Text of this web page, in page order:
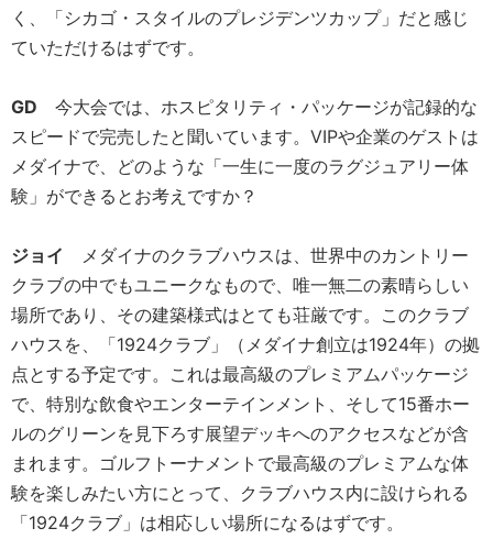
く、「シカゴ・スタイルのプレジデンツカップ」だと感じ
ていただけるはずです。
GD 今大会では、ホスピタリティ・パッケージが記録的な
スピードで完売したと聞いています。VIPや企業のゲストは
メダイナで、どのような「一生に一度のラグジュアリー体
験」ができるとお考えですか？
ジョイ
メダイナのクラブハウスは、世界中のカントリー
クラブの中でもユニークなもので、唯一無二の素晴らしい
場所であり、その建築様式はとても荘厳です。このクラブ
ハウスを、「1924クラブ」（メダイナ創立は1924年）の拠
点とする予定です。これは最高級のプレミアムパッケージ
で、特別な飲食やエンターテインメント、そして15番ホー
ルのグリーンを見下ろす展望デッキへのアクセスなどが含
まれます。ゴルフトーナメントで最高級のプレミアムな体
験を楽しみたい方にとって、クラブハウス内に設けられる
「1924クラブ」は相応しい場所になるはずです。